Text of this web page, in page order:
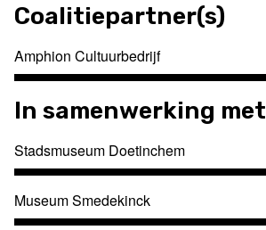
Coalitiepartner(s)
Amphion Cultuurbedrijf
In samenwerking met
Stadsmuseum Doetinchem
Museum Smedekinck